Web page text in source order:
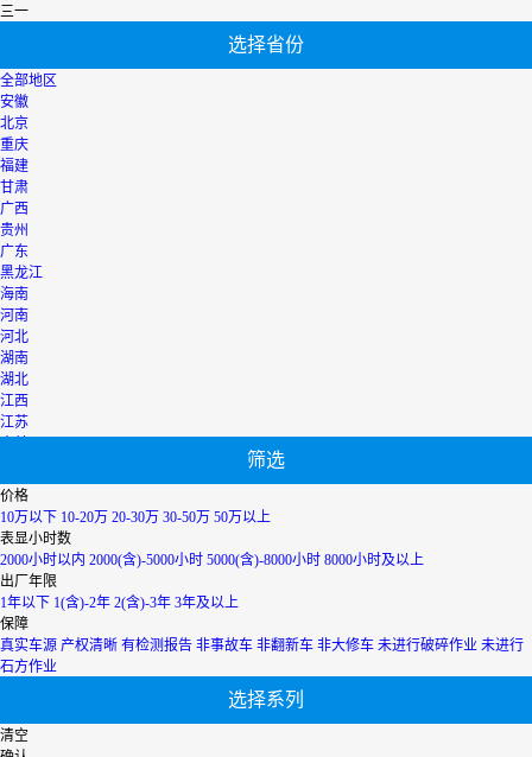
三一
选择省份
全部地区
安徽
北京
重庆
福建
甘肃
广西
贵州
广东
黑龙江
海南
河南
河北
湖南
湖北
江西
江苏
宁夏
内蒙古
青海
上海
陕西
山西
山东
四川
天津
台湾
新疆
香港
筛选
价格
10万以下 10-20万 20-30万 30-50万 50万以上
表显小时数
2000小时以内 2000(含)-5000小时 5000(含)-8000小时 8000小时及以上
出厂年限
1年以下 1(含)-2年 2(含)-3年 3年及以上
保障
真实车源 产权清晰 有检测报告 非事故车 非翻新车 非大修车 未进行破碎作业 未进行
石方作业
选择系列
清空